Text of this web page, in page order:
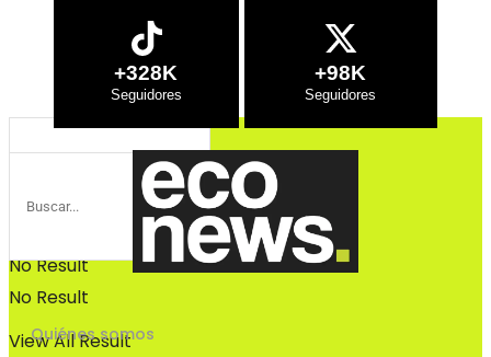
Bosques
No Result
View All Result
Océanos
Bosques
No Result
+328K +98K
Quiénes somos